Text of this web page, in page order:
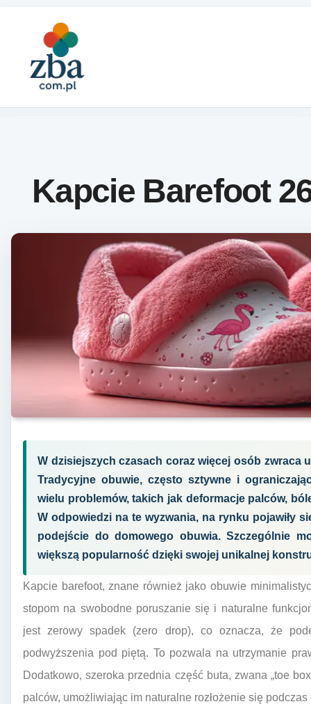
Kapcie Barefoot
W dzisiejszych czasach coraz więcej osób zwraca
Tradycyjne obuwie, często sztywne i
wielu problemów, takich jak deformacje palców,
W odpowiedzi na te wyzwania, na rynku pojawiły
podejście do domowego obuwia. Szczególnie
większą popularność dzięki swojej unikalnej
Kapcie barefoot, znane również jako obuwie
stopom na swobodne poruszanie się i naturalne
jest zerowy spadek (zero drop), co oznacza, że
podwyższenia pod piętą. To pozwala na utrzymanie
Dodatkowo, szeroka przednia część buta, zwana „toe
palców, umożliwiając im naturalne rozłożenie się